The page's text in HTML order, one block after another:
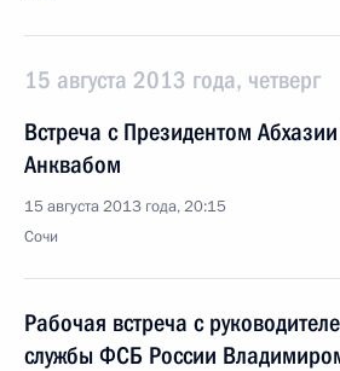
15 августа 2013 года, четверг
Встреча с Президентом
Анквабом
15 августа 2013 года, 20:15
Сочи
Рабочая встреча с
службы ФСБ России